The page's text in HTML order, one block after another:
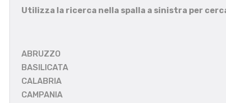
Utilizza la ricerca nella spalla a sinistra per
ABRUZZO
BASILICATA
CALABRIA
CAMPANIA